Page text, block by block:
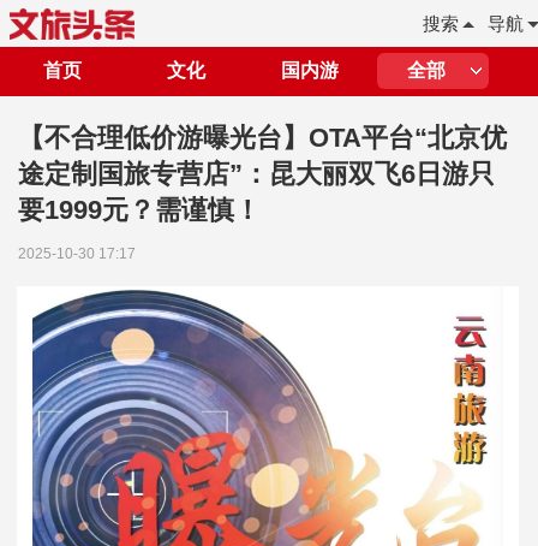
导航
搜索
首页 文化 国内游 全部
【不合理低价游曝光台】OTA平台“北京优
途定制国旅专营店”：昆大丽双飞6日游只
要1999元？需谨慎！
2025-10-30 17:17